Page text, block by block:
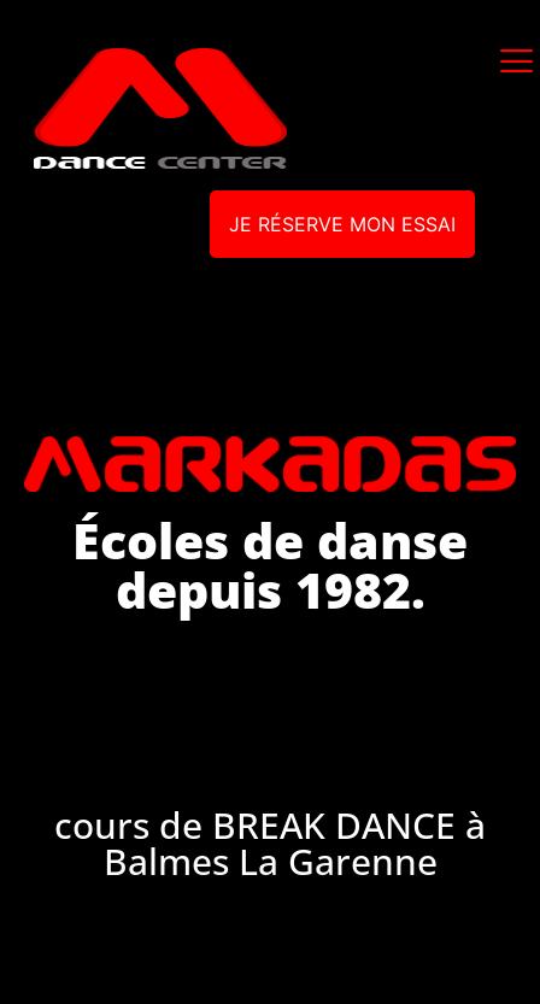
JE RÉSERVE MON ESSAI
Écoles de danse
depuis 1982.
cours de BREAK DANCE à
Balmes La Garenne